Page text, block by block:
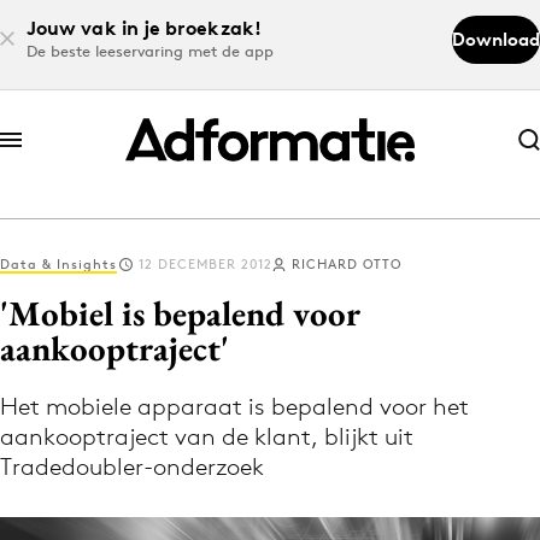
Jouw vak in je broekzak!
De beste leeservaring met de app
Download
Abonneer nu
Abonneer nu
Log in
Volg het laatste nieuws via de Adformatie
Nieuws app
Data & Insights 12 DECEMBER 2012 RICHARD OTTO
'Mobiel is bepalend voor
aankooptraject'
Het mobiele apparaat is bepalend voor het
aankooptraject van de klant, blijkt uit
Tradedoubler-onderzoek